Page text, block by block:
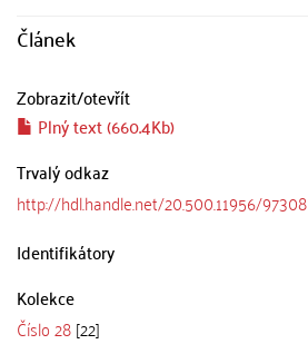
Článek
Zobrazit/otevřít
Plný text (660.4Kb)
Trvalý odkaz
http://hdl.handle.net/20.500.11956/97308
Identifikátory
Kolekce
Číslo 28[22]